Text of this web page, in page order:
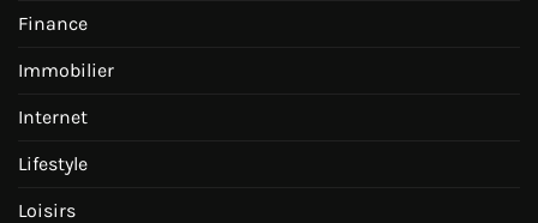
Finance
Immobilier
Internet
Lifestyle
Loisirs